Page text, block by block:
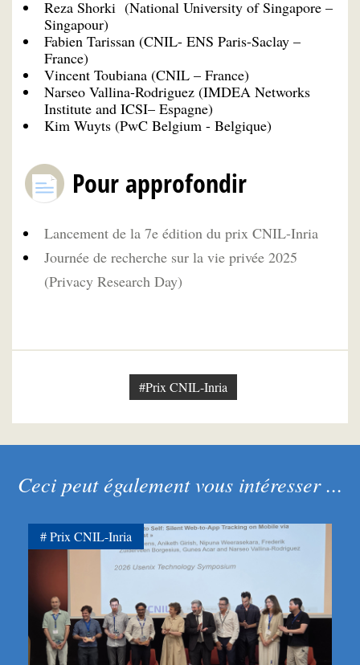
Reza Shorki (National University of Singapore –
Singapour)
Fabien Tarissan (CNIL- ENS Paris-Saclay –
France)
Vincent Toubiana (CNIL – France)
Narseo Vallina-Rodriguez (IMDEA Networks
Institute and ICSI– Espagne)
Kim Wuyts (PwC Belgium - Belgique)
Pour approfondir
Lancement de la 7e édition du prix CNIL-Inria
Journée de recherche sur la vie privée 2025
(Privacy Research Day)
#Prix CNIL-Inria
Ceci peut également vous intéresser ...
Prix CNIL-Inria